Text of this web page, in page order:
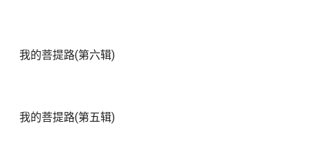
我的菩提路(第六辑)
我的菩提路(第五辑)